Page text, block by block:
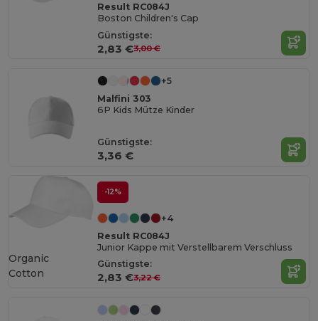
Result RC084J
Boston Children's Cap
Günstigste:
2,83 €3,00 €
+5
Malfini 303
6P Kids Mütze Kinder
Günstigste:
3,36 €
-12%
+4
Result RC084J
Junior Kappe mit Verstellbarem Verschluss
Günstigste:
2,83 €3,22 €
Organic
Cotton